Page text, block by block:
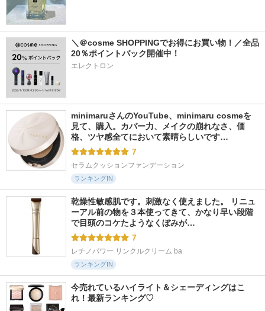
＼＠cosme SHOPPINGでお得にお買い物！／全品
20％ポイントバック開催中！
エレクトロン
minimaruさんのYouTube、minimaru cosmeを
見て、購入。カバー力、メイクの崩れなさ、価
格、ツヤ感全てにおいて素晴らしいです…
7
セラムクッションファンデーション
ランキングIN
乾燥性敏感肌です。刺激なく使えました。 リニュ
ーアル前の物を３本使ってきて、かなり早い段階
で目頭のコケたようなくぼみが…
7
レチノパワー リンクルクリーム ba
ランキングIN
今売れているハイライト＆シェーディングはこ
れ！最新ランキング♡